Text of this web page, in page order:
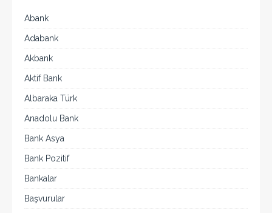
Abank
Adabank
Akbank
Aktif Bank
Albaraka Türk
Anadolu Bank
Bank Asya
Bank Pozitif
Bankalar
Başvurular